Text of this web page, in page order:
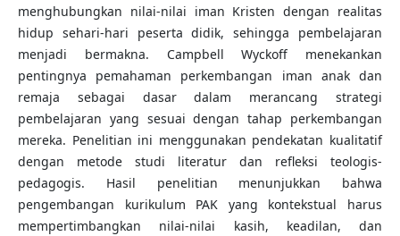
menghubungkan nilai-nilai iman Kristen dengan realitas
hidup sehari-hari peserta didik, sehingga pembelajaran
menjadi bermakna. Campbell Wyckoff menekankan
pentingnya pemahaman perkembangan iman anak dan
remaja sebagai dasar dalam merancang strategi
pembelajaran yang sesuai dengan tahap perkembangan
mereka. Penelitian ini menggunakan pendekatan kualitatif
dengan metode studi literatur dan refleksi teologis-
pedagogis. Hasil penelitian menunjukkan bahwa
pengembangan kurikulum PAK yang kontekstual harus
mempertimbangkan nilai-nilai kasih, keadilan, dan